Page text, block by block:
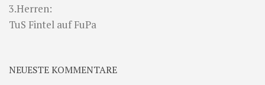
3.Herren:
TuS Fintel auf FuPa
NEUESTE KOMMENTARE